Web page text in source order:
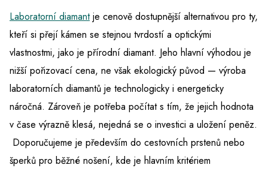
Laboratorní diamant je cenově dostupnější alternativou pro ty,
kteří si přejí kámen se stejnou tvrdostí a optickými
vlastnostmi, jako je přírodní diamant. Jeho hlavní výhodou je
nižší pořizovací cena, ne však ekologický původ — výroba
laboratorních diamantů je technologicky i energeticky
náročná. Zároveň je potřeba počítat s tím, že jejich hodnota
v čase výrazně klesá, nejedná se o investici a uložení peněz.
Doporučujeme je především do cestovních prstenů nebo
šperků pro běžné nošení, kde je hlavním kritériem